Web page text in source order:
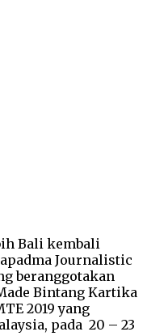
Bali kembali
Journalistic
beranggotakan
Bintang Kartika
2019 yang
pada 20 – 23